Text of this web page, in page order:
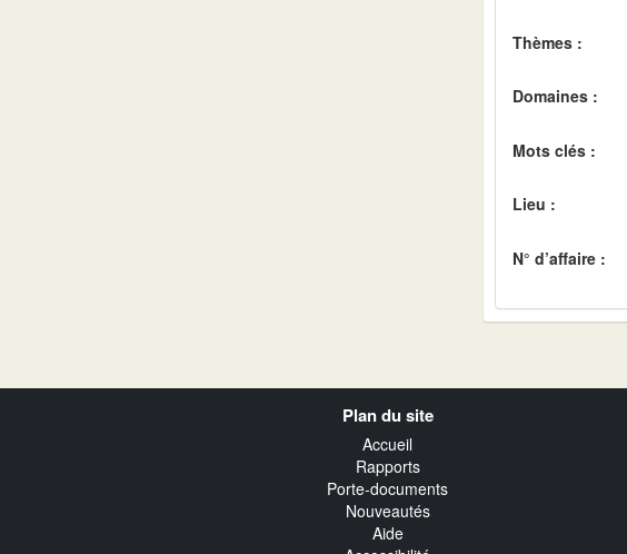
Thèmes :
Domaines :
Mots clés :
Lieu :
N° d’affaire :
Plan du site
Accueil
Rapports
Porte-documents
Nouveautés
Aide